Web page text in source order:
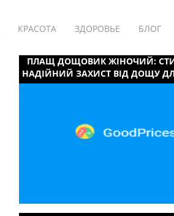
КРАСОТА ЗДОРОВЬЕ БЛОГ
ПЛАЩ ДОЩОВИК ЖІНОЧИЙ:
НАДІЙНИЙ ЗАХИСТ ВІД ДОЩУ